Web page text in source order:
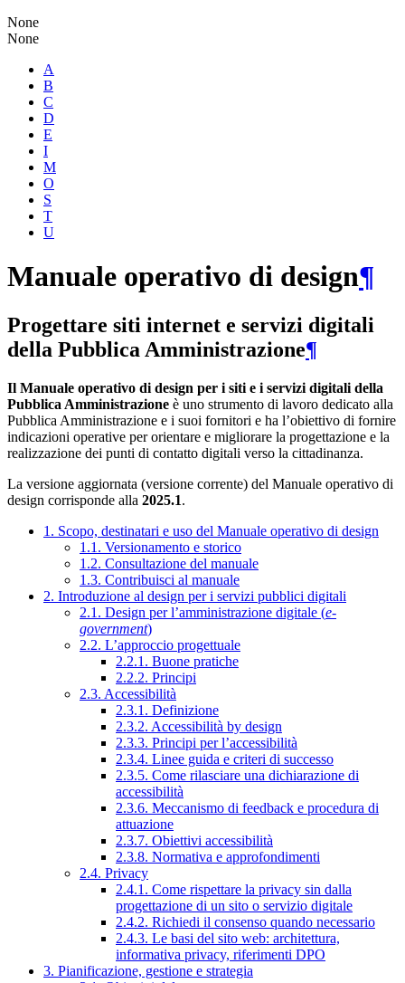
None
None
A
B
C
D
E
I
M
O
S
T
U
Manuale operativo di design¶
Progettare siti internet e servizi digitali
della Pubblica Amministrazione¶
Il Manuale operativo di design per i siti e i servizi digitali della
Pubblica Amministrazione è uno strumento di lavoro dedicato alla
Pubblica Amministrazione e i suoi fornitori e ha l’obiettivo di fornire
indicazioni operative per orientare e migliorare la progettazione e la
realizzazione dei punti di contatto digitali verso la cittadinanza.
La versione aggiornata (versione corrente) del Manuale operativo di
design corrisponde alla 2025.1.
1. Scopo, destinatari e uso del Manuale operativo di design
1.1. Versionamento e storico
1.2. Consultazione del manuale
1.3. Contribuisci al manuale
2. Introduzione al design per i servizi pubblici digitali
2.1. Design per l’amministrazione digitale (e-
government)
2.2. L’approccio progettuale
2.2.1. Buone pratiche
2.2.2. Principi
2.3. Accessibilità
2.3.1. Definizione
2.3.2. Accessibilità by design
2.3.3. Principi per l’accessibilità
2.3.4. Linee guida e criteri di successo
2.3.5. Come rilasciare una dichiarazione di
accessibilità
2.3.6. Meccanismo di feedback e procedura di
attuazione
2.3.7. Obiettivi accessibilità
2.3.8. Normativa e approfondimenti
2.4. Privacy
2.4.1. Come rispettare la privacy sin dalla
progettazione di un sito o servizio digitale
2.4.2. Richiedi il consenso quando necessario
2.4.3. Le basi del sito web: architettura,
informativa privacy, riferimenti DPO
3. Pianificazione, gestione e strategia